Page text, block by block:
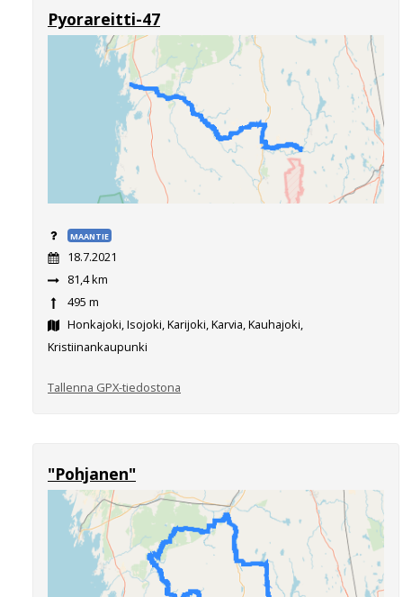
Pyorareitti-47
MAANTIE
18.7.2021
81,4 km
495 m
Honkajoki, Isojoki, Karijoki, Karvia, Kauhajoki,
Kristiinankaupunki
Tallenna GPX-tiedostona
"Pohjanen"